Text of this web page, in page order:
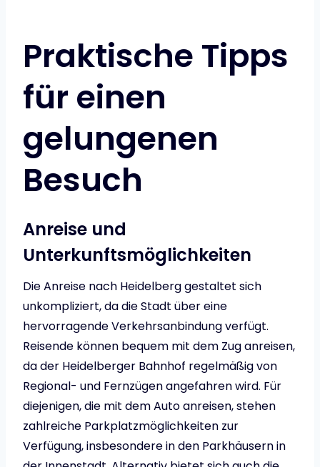
Praktische Tipps
für einen
gelungenen
Besuch
Anreise und
Unterkunftsmöglichkeiten
Die Anreise nach Heidelberg gestaltet sich
unkompliziert, da die Stadt über eine
hervorragende Verkehrsanbindung verfügt.
Reisende können bequem mit dem Zug anreisen,
da der Heidelberger Bahnhof regelmäßig von
Regional- und Fernzügen angefahren wird. Für
diejenigen, die mit dem Auto anreisen, stehen
zahlreiche Parkplatzmöglichkeiten zur
Verfügung, insbesondere in den Parkhäusern in